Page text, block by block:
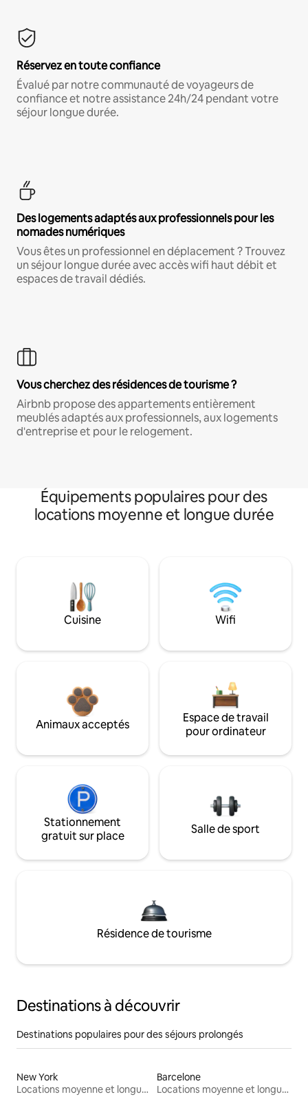
Réservez en toute confiance
Évalué par notre communauté de voyageurs de
confiance et notre assistance 24h/24 pendant votre
séjour longue durée.
Des logements adaptés aux professionnels pour les
nomades numériques
Vous êtes un professionnel en déplacement ? Trouvez
un séjour longue durée avec accès wifi haut débit et
espaces de travail dédiés.
Vous cherchez des résidences de tourisme ?
Airbnb propose des appartements entièrement
meublés adaptés aux professionnels, aux logements
d'entreprise et pour le relogement.
Équipements populaires pour des
locations moyenne et longue durée
Cuisine Wifi
Animaux acceptés
Espace de travail
pour ordinateur
Stationnement
gratuit sur place
Salle de sport
Résidence de tourisme
Destinations à découvrir
Destinations populaires pour des séjours prolongés
New York
Locations moyenne et longue durée
Barcelone
Locations moyenne et longue durée